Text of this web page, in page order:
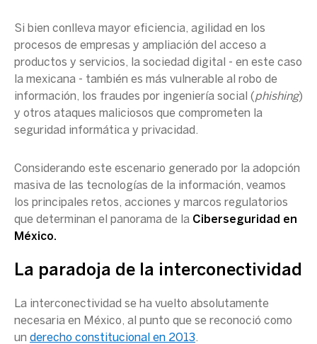
Si bien conlleva mayor eficiencia, agilidad en los
procesos de empresas y ampliación del acceso a
productos y servicios, la sociedad digital - en este caso
la mexicana - también es más vulnerable al robo de
información, los fraudes por ingeniería social ( phishing)
y otros ataques maliciosos que comprometen la
seguridad informática y privacidad.
Considerando este escenario generado por la adopción
masiva de las tecnologías de la información, veamos
los principales retos, acciones y marcos regulatorios
que determinan el panorama de la Ciberseguridad en
México.
La paradoja de la interconectividad
La interconectividad se ha vuelto absolutamente
necesaria en México, al punto que se reconoció como
un derecho constitucional en 2013.